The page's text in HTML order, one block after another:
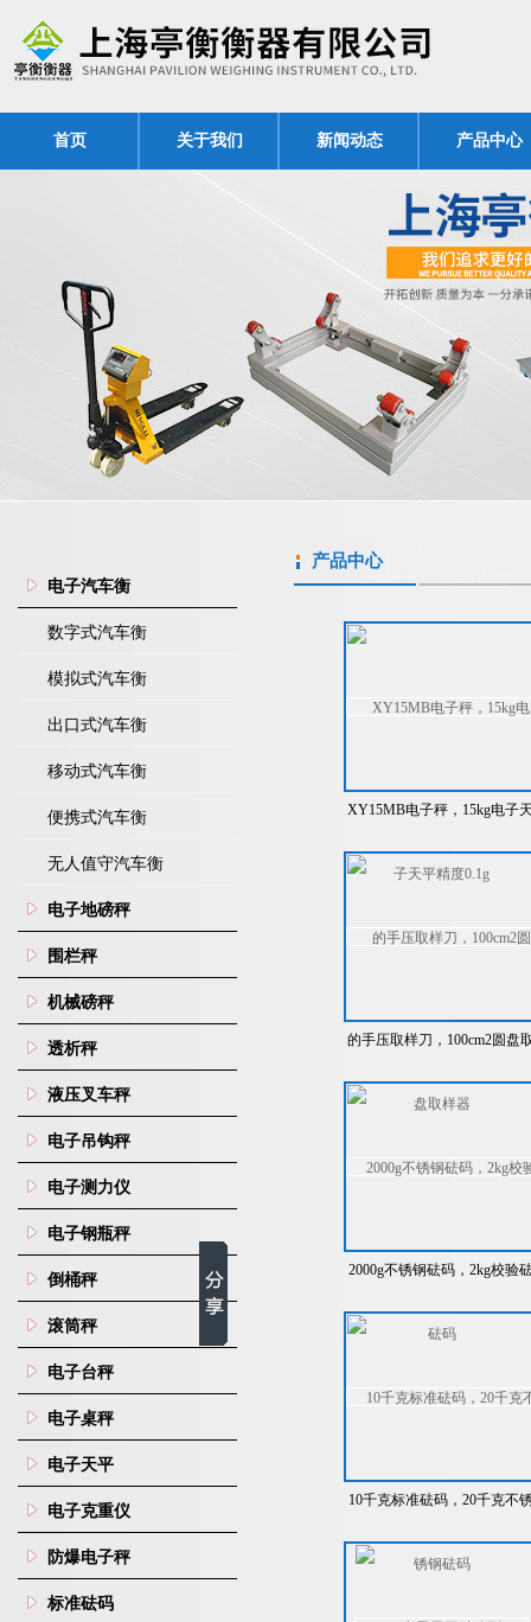
首页 关于我们 新闻动态 产品中心
电子汽车衡
数字式汽车衡
模拟式汽车衡
出口式汽车衡
移动式汽车衡
便携式汽车衡
无人值守汽车衡
电子地磅秤
围栏秤
机械磅秤
透析秤
液压叉车秤
电子吊钩秤
电子测力仪
电子钢瓶秤
倒桶秤
滚筒秤
电子台秤
电子桌秤
电子天平
电子克重仪
防爆电子秤
标准砝码
产品中心
XY15MB电子秤，15kg电子
的手压取样刀，100cm2圆盘
2000g不锈钢砝码，2kg校验
10千克标准砝码，20千克不